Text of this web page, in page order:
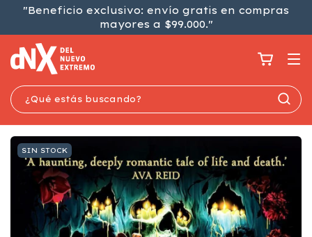
"Beneficio exclusivo: envío gratis en compras
mayores a $99.000."
SIN STOCK